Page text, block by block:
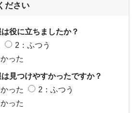
ださい
役に立ちましたか？
2：ふつう
った
見つけやすかったですか？
った
2：ふつう
った